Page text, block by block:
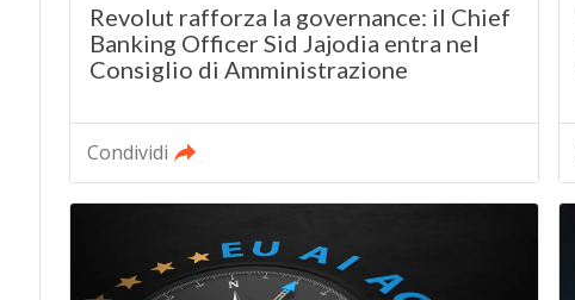
Revolut rafforza la governance: il Chief
Banking Officer Sid Jajodia entra nel
Consiglio di Amministrazione
Condividi